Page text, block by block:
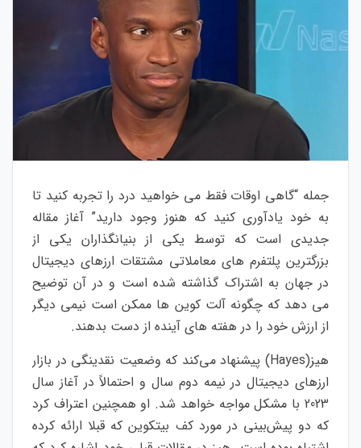
جمله “گاهی اوقات فقط می خواهید درد را تجربه کنید تا
به خود یادآوری کنید که هنوز وجود دارید” آغاز مقاله
جدیدی است که توسط یکی از بنیانگذاران یکی از
بزرگترین پلتفرم های معاملاتی مشتقات ارزهای دیجیتال
در جهان به اشتراک گذاشته شده است و در آن توضیح
می دهد که چگونه آلت کوین ها ممکن است نیمی دیگر
از ارزش خود را در هفته های آینده از دست بدهند.
هیز(Hayes) پیشنهاد می‌کند که وضعیت نقدینگی در بازار
ارزهای دیجیتال در نیمه دوم سال و احتمالاً در آغاز سال
2023 با مشکل مواجه خواهد شد. او همچنین اعتراف کرد
که دو پیش‌بینی در مورد کف بیتکوین که قبلا ارائه کرده